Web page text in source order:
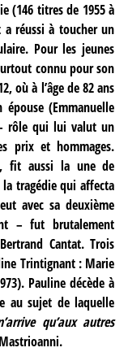
(146 titres de 1955 à
a réussi à toucher un
Pour les jeunes
connu pour son
où à l’âge de 82 ans
(Emmanuelle
rôle qui lui valut un
prix et hommages.
fit aussi la une de
tragédie qui affecta
avec sa deuxième
– fut brutalement
Cantat. Trois
Trintignant : Marie
Pauline décède à
au sujet de laquelle
qu’aux autres